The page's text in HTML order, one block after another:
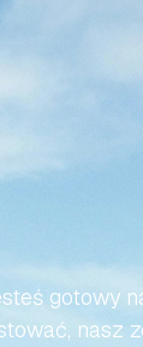
gotowy
nasz